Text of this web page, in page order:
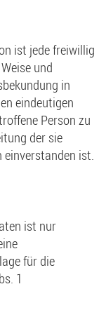
ist jede freiwillig
und
in
eindeutigen
Person zu
der sie
einverstanden ist.
ist nur
für die
1